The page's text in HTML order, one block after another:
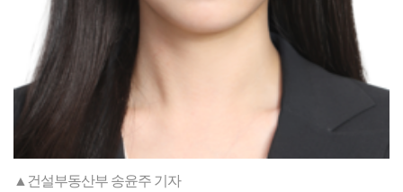
▲건설부동산부 송윤주 기자